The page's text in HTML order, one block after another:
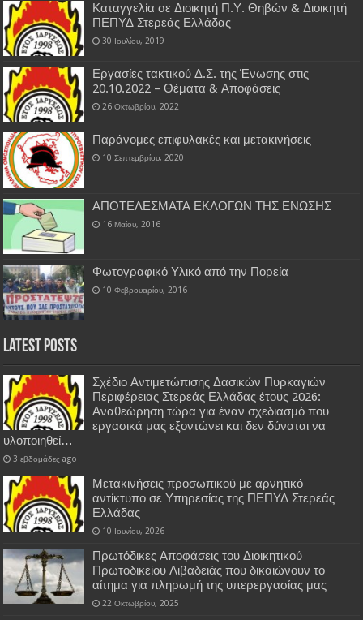
Καταγγελία σε Διοικητή Π.Υ. Θηβών & Διοικητή
ΠΕΠΥΔ Στερεάς Ελλάδας
30 Ιουλίου, 2019
Εργασίες τακτικού Δ.Σ. της Ένωσης στις
20.10.2022 – Θέματα & Αποφάσεις
26 Οκτωβρίου, 2022
Παράνομες επιφυλακές και μετακινήσεις
10 Σεπτεμβρίου, 2020
ΑΠΟΤΕΛΕΣΜΑΤΑ ΕΚΛΟΓΩΝ ΤΗΣ ΕΝΩΣΗΣ
16 Μαΐου, 2016
Φωτογραφικό Υλικό από την Πορεία
10 Φεβρουαρίου, 2016
Latest Posts
Σχέδιο Αντιμετώπισης Δασικών Πυρκαγιών
Περιφέρειας Στερεάς Ελλάδας έτους 2026:
Αναθεώρηση τώρα για έναν σχεδιασμό που
εργασικά μας εξοντώνει και δεν δύναται να
υλοποιηθεί…
3 εβδομάδες ago
Μετακινήσεις προσωπικού με αρνητικό
αντίκτυπο σε Υπηρεσίας της ΠΕΠΥΔ Στερεάς
Ελλάδας
10 Ιουνίου, 2026
Πρωτόδικες Αποφάσεις του Διοικητικού
Πρωτοδικείου Λιβαδειάς που δικαιώνουν το
αίτημα για πληρωμή της υπερεργασίας μας
22 Οκτωβρίου, 2025